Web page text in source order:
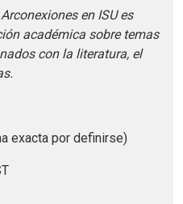
en ISU es
académica sobre temas
con la literatura, el
exacta por definirse)